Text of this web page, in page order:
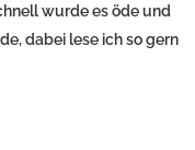
wurde es öde und
dabei lese ich so gern